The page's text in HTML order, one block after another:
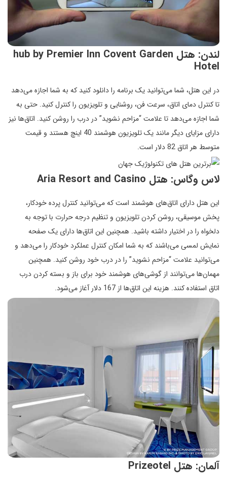
لندن: هتل hub by Premier Inn Covent Garden
Hotel
در این هتل، شما می‌توانید یک برنامه را دانلود کنید که به شما اجازه می‌دهد
تا کنترل دمای اتاق، سرعت فن، روشنایی و تلویزیون را کنترل کنید. حتی به
شما اجازه می‌دهد تا علامت “مزاحم نشوید” در درب را روشن کنید. اتاق‌ها نیز
دارای مزایای دیگر مانند یک تلویزیون هوشمند 40 اینچ هستند و قیمت
متوسط هر اتاق 82 دلار است.
لاس وگاس: هتل Aria Resort and Casino
این هتل دارای اتاق‌های هوشمند است که می‌توانید کنترل پرده خودکار،
پخش موسیقی، روشن کردن تلویزیون و تنظیم درجه حرارت با توجه به
دلخواه را در اختیار داشته باشید. همچنین این اتاق‌ها دارای یک صفحه
نمایش لمسی می‌باشند که به شما امکان کنترل عملکرد خودکار را می‌دهد و
می‌توانید علامت “مزاحم نشوید” را در درب خود روشن کنید. همچنین
مهمان‌ها می‌توانند از گوشی‌های هوشمند خود برای باز و بسته کردن درب
اتاق استفاده کنند. هزینه این اتاق‌ها از 167 دلار آغاز می‌شود.
آلمان: هتل Prizeotel